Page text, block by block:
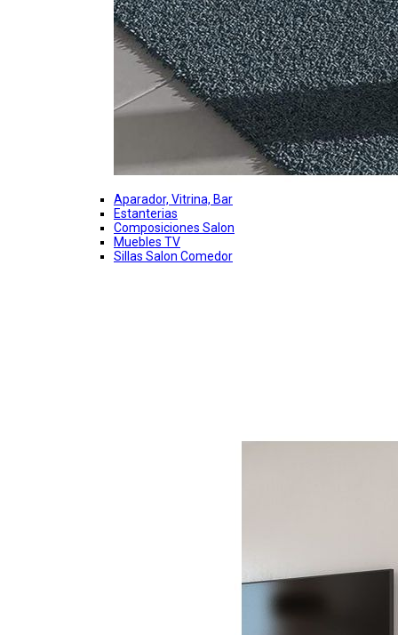
Aparador, Vitrina, Bar
Estanterias
Composiciones Salon
Muebles TV
Sillas Salon Comedor